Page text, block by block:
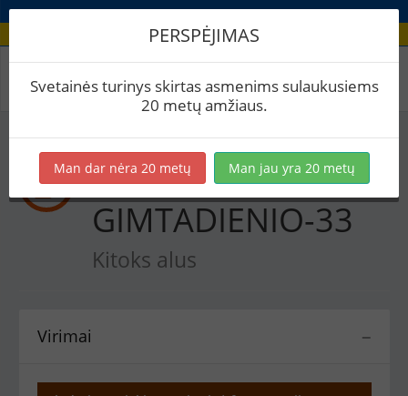
Recepto virimai
Erstikio
GIMTADIENIO-33
Kitoks alus
−
Virimai
PERSPĖJIMAS
Svetainės turinys skirtas asmenims sulaukusiems
20 metų amžiaus.
Man dar nėra 20 metų Man jau yra 20 metų